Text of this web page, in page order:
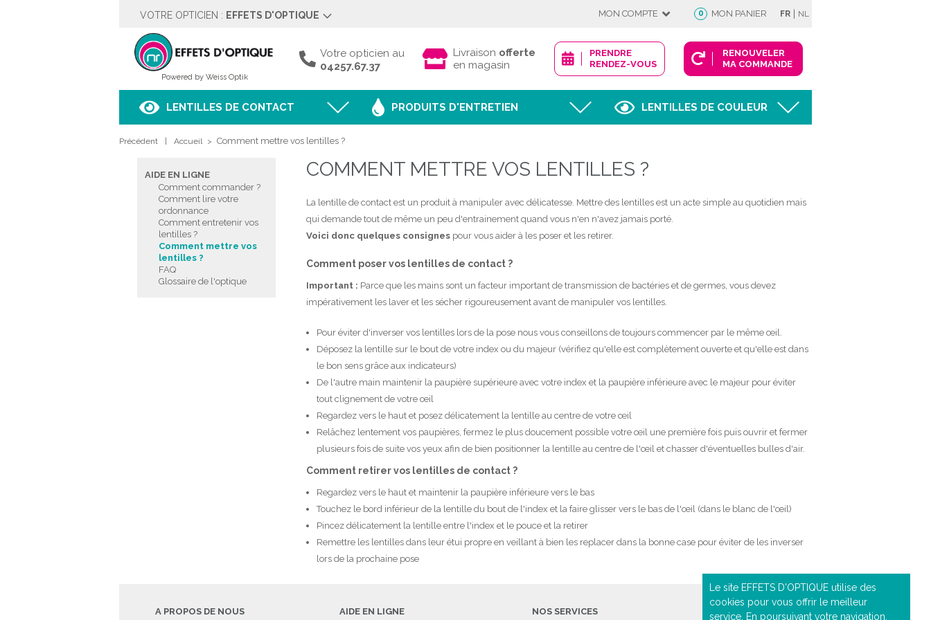
VOTRE OPTICIEN : EFFETS D'OPTIQUE
Rue des Moulins 5
04257.67.37
Voir sur le plan
HORAIRES
Lundi
Fermé
Mercredi
9h00 à 18h00
Jeudi
9h00 à 18h00
Vendredi
9h00 à 18h00
Samedi
9h00 à 18h00
Dimanche
Fermé
PRENDRE RENDEZ-VOUS
MON COMPTE
Déjà client ?
Afficher
JE M'IDENTIFIE
Nouveau client ?
0 MON PANIER FR | NL
Powered by Weiss Optik
Votre opticien au
04257.67.37
Livraison offerte
en magasin
PRENDRE
RENDEZ-VOUS
RENOUVELER
MA COMMANDE
LENTILLES DE CONTACT PRODUITS D'ENTRETIEN LENTILLES DE COULEUR
Précédent Accueil > Comment mettre vos lentilles ?
COMMENT METTRE VOS LENTILLES ?
La lentille de contact est un produit à manipuler avec délicatesse. Mettre des lentilles est un acte simple au quotidien mais
qui demande tout de même un peu d'entrainement quand vous n'en n'avez jamais porté.
Voici donc quelques consignes pour vous aider à les poser et les retirer.
Comment poser vos lentilles de contact ?
Important : Parce que les mains sont un facteur important de transmission de bactéries et de germes, vous devez
impérativement les laver et les sécher rigoureusement avant de manipuler vos lentilles.
Pour éviter d'inverser vos lentilles lors de la pose nous vous conseillons de toujours commencer par le même œil.
Déposez la lentille sur le bout de votre index ou du majeur (vérifiez qu'elle est complètement ouverte et qu'elle est dans
le bon sens grâce aux indicateurs)
De l'autre main maintenir la paupière supérieure avec votre index et la paupière inférieure avec le majeur pour éviter
tout clignement de votre œil
Regardez vers le haut et posez délicatement la lentille au centre de votre œil
Relâchez lentement vos paupières, fermez le plus doucement possible votre œil une première fois puis ouvrir et fermer
plusieurs fois de suite vos yeux afin de bien positionner la lentille au centre de l'œil et chasser d'éventuelles bulles d'air.
Comment retirer vos lentilles de contact ?
Regardez vers le haut et maintenir la paupière inférieure vers le bas
Touchez le bord inférieur de la lentille du bout de l'index et la faire glisser vers le bas de l'œil (dans le blanc de l'œil)
Pincez délicatement la lentille entre l'index et le pouce et la retirer
Remettre les lentilles dans leur étui propre en veillant à bien les replacer dans la bonne case pour éviter de les inverser
lors de la prochaine pose
AIDE EN LIGNE
Comment commander ?
Comment lire votre
ordonnance
Comment entretenir vos
lentilles ?
Comment mettre vos
lentilles ?
FAQ
Glossaire de l'optique
A PROPOS DE NOUS AIDE EN LIGNE NOS SERVICES NOS PRODUITS
Le site EFFETS D'OPTIQUE utilise des
cookies pour vous offrir le meilleur
service. En poursuivant votre navigation,